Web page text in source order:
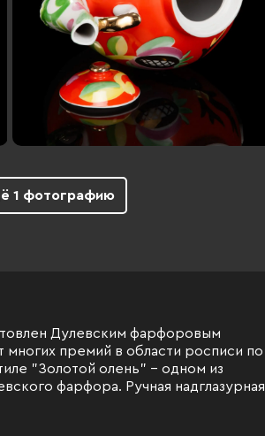
1 фотографию
Дулевским фарфоровым
многих премий в области росписи по
"Золотой олень" – одном из
фарфора. Ручная надглазурная